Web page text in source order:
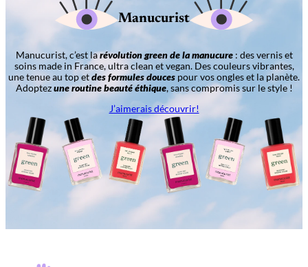
Manucurist
Manucurist, c’est larévolution green de la manucure: des vernis et
soins made in France, ultra clean et vegan. Des couleurs vibrantes,
une tenue au top etdes formules douces pour vos ongles et la planète.
Adoptezune routine beauté éthique, sans compromis sur le style !
J’aimerais découvrir!